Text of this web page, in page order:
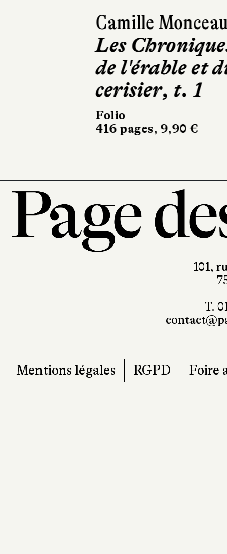
Camille
Les
de l'érable et
cerisier, t. 1
Folio
416 pages, 9,90 €
101,
T.
Mentions légales RGPD Foire